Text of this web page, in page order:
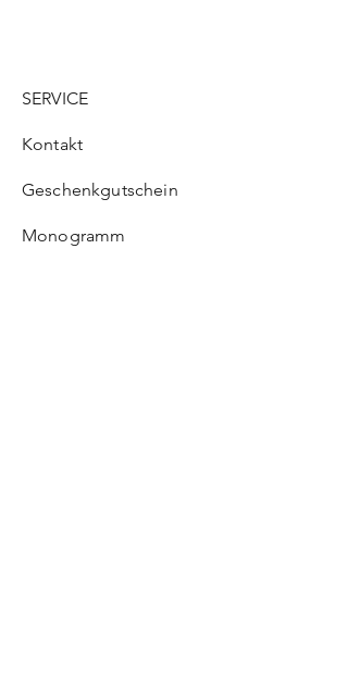
SERVICE
Kontakt
Geschenkgutschein
Monogramm